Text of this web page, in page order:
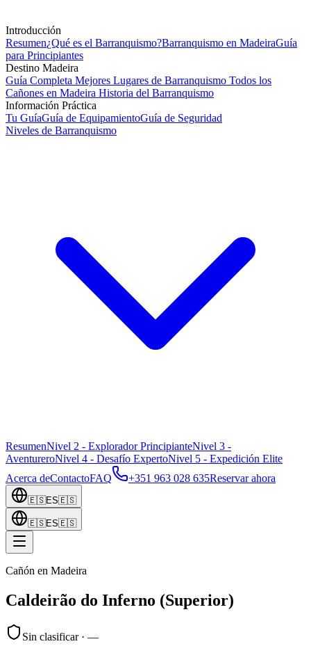
Introducción
Resumen¿Qué es el Barranquismo?Barranquismo en MadeiraGuía
para Principiantes
Destino Madeira
Guía Completa Mejores Lugares de Barranquismo Todos los
Cañones en Madeira Historia del Barranquismo
Información Práctica
Tu GuíaGuía de EquipamientoGuía de Seguridad
Niveles de Barranquismo
ResumenNivel 2 - Explorador PrincipianteNivel 3 -
AventureroNivel 4 - Desafío ExpertoNivel 5 - Expedición Elite
Acerca deContactoFAQ +351 963 028 635Reservar ahora
🇪🇸ES🇪🇸
🇪🇸ES🇪🇸
Cañón en Madeira
Caldeirão do Inferno (Superior)
Sin clasificar· —